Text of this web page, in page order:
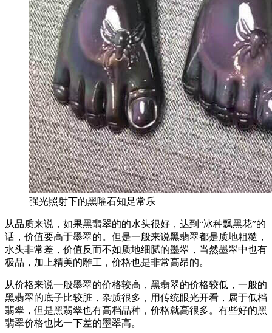
强光照射下的黑曜石知足常乐
从品质来说，如果黑翡翠的的水头很好，达到“冰种飘黑花”的
话，价值要高于墨翠的。但是一般来说黑翡翠都是质地粗糙，
水头非常差，价值反而不如质地细腻的墨翠，当然墨翠中也有
极品，加上精美的雕工，价格也是非常高昂的。
从价格来说一般墨翠的价格较高，黑翡翠的价格较低，一般的
黑翡翠的底子比较脏，杂质很多，用传统眼光开看，属于低档
翡翠，但是黑翡翠也有高档品种，价格就高很多。有些好的黑
翡翠价格也比一下差的墨翠高。